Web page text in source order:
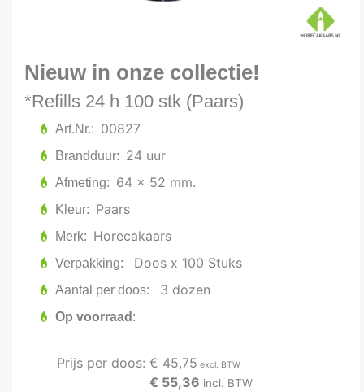
Nieuw in onze collectie!
*Refills 24 h 100 stk (Paars)
Art.Nr. 00827
Brandduur 24 uur
Afmeting 64 x 52 mm.
Kleur Paars
Merk Horecakaars
Verpakking Doos x 100 Stuks
Aantal per doos 3 dozen
Op voorraad
Prijs per doos: € 45,75 excl. BTW
€ 55,36 incl. BTW